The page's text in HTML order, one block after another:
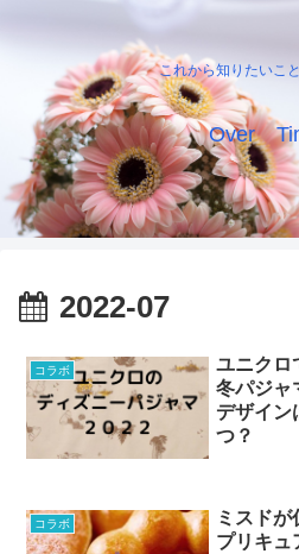
これから知りたいこ
Over
2022-07
コラボ
ユニクロ
冬パジャ
デザイン
つ？
コラボ
ミスドが
プリキュ